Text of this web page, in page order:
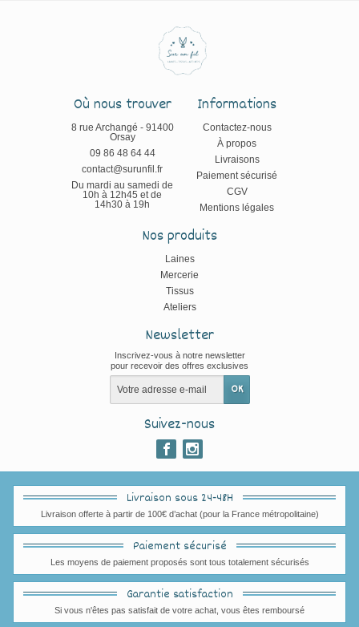
Où nous trouver
8 rue Archangé - 91400
Orsay
09 86 48 64 44
contact@surunfil.fr
Du mardi au samedi de
10h à 12h45 et de
14h30 à 19h
Informations
Contactez-nous
À propos
Livraisons
Paiement sécurisé
CGV
Mentions légales
Nos produits
Laines
Mercerie
Tissus
Ateliers
Newsletter
Inscrivez-vous à notre newsletter
pour recevoir des offres exclusives
Suivez-nous
Livraison sous 24-48H
Livraison offerte à partir de 100€ d’achat (pour la France métropolitaine)
Paiement sécurisé
Les moyens de paiement proposés sont tous totalement sécurisés
Garantie satisfaction
Si vous n'êtes pas satisfait de votre achat, vous êtes remboursé